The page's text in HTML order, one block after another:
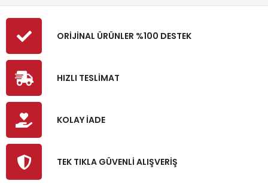
ORİJİNAL ÜRÜNLER %100 DESTEK
HIZLI TESLİMAT
KOLAY İADE
TEK TIKLA GÜVENLİ ALIŞVERİŞ